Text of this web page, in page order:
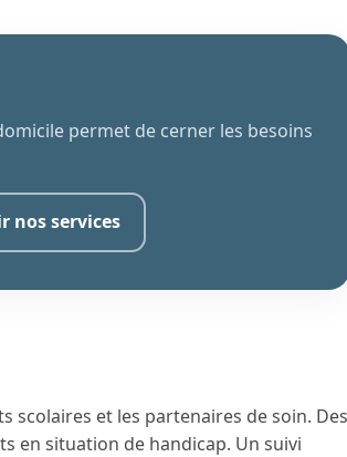
permet de cerner les besoins
nos services
scolaires et les partenaires de soin. Des
en situation de handicap. Un suivi